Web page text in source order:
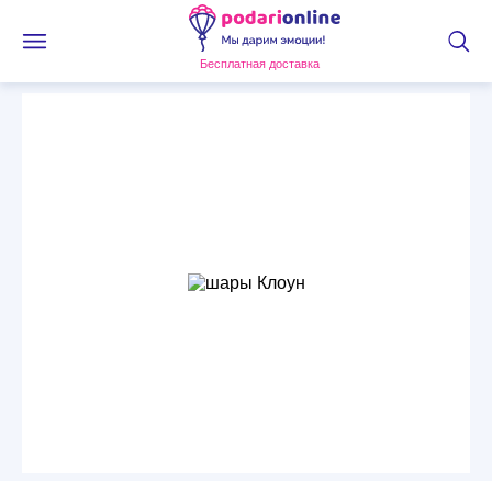
Бесплатная доставка